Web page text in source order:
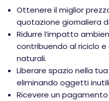
Ottenere il miglior
quotazione giornaliera
Ridurre l’impatto
contribuendo al riciclo e
naturali.
Liberare spazio nella
eliminando oggetti
Ricevere un